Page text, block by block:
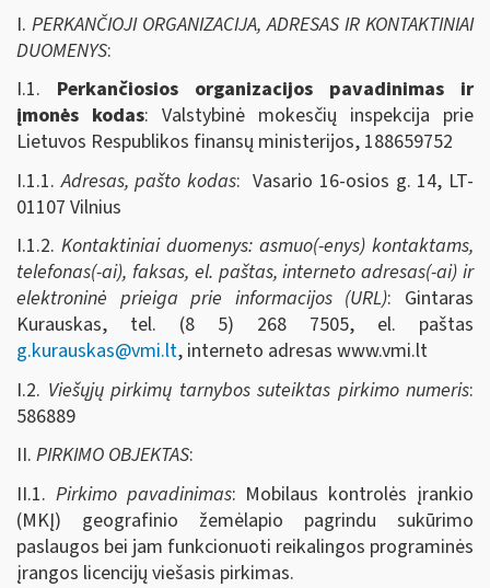
I. PERKANČIOJI ORGANIZACIJA, ADRESAS IR KONTAKTINIAI
DUOMENYS:
I.1. Perkančiosios organizacijos pavadinimas ir
įmonės kodas: Valstybinė mokesčių inspekcija prie
Lietuvos Respublikos finansų ministerijos, 188659752
I.1.1.Adresas, pašto kodas: Vasario 16-osios g. 14, LT-
01107 Vilnius
I.1.2. Kontaktiniai duomenys: asmuo(-enys) kontaktams,
telefonas(-ai), faksas, el. paštas, interneto adresas(-ai) ir
elektroninė prieiga prie informacijos (URL): Gintaras
Kurauskas, tel. (8 5) 268 7505, el. paštas
g.kurauskas@vmi.lt, interneto adresas www.vmi.lt
I.2. Viešųjų pirkimų tarnybos suteiktas pirkimo numeris:
586889
II. PIRKIMO OBJEKTAS:
II.1. Pirkimo pavadinimas: Mobilaus kontrolės įrankio
(MKĮ) geografinio žemėlapio pagrindu sukūrimo
paslaugos bei jam funkcionuoti reikalingos programinės
įrangos licencijų viešasis pirkimas.